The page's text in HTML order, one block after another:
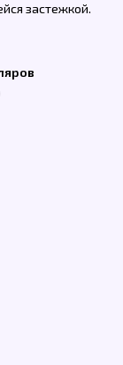
застежкой.